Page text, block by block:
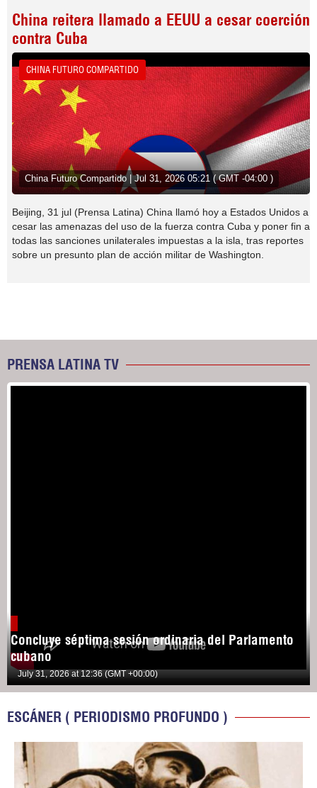
China reitera llamado a EEUU a cesar coerción
contra Cuba
CHINA FUTURO COMPARTIDO
China Futuro Compartido | Jul 31, 2026 05:21 ( GMT -04:00 )
Beijing, 31 jul (Prensa Latina) China llamó hoy a Estados Unidos a
cesar las amenazas del uso de la fuerza contra Cuba y poner fin a
todas las sanciones unilaterales impuestas a la isla, tras reportes
sobre un presunto plan de acción militar de Washington.
PRENSA LATINA TV
Concluye séptima sesión ordinaria del Parlamento
cubano
July 31, 2026 at 12:36 (GMT +00:00)
ESCÁNER ( PERIODISMO PROFUNDO )